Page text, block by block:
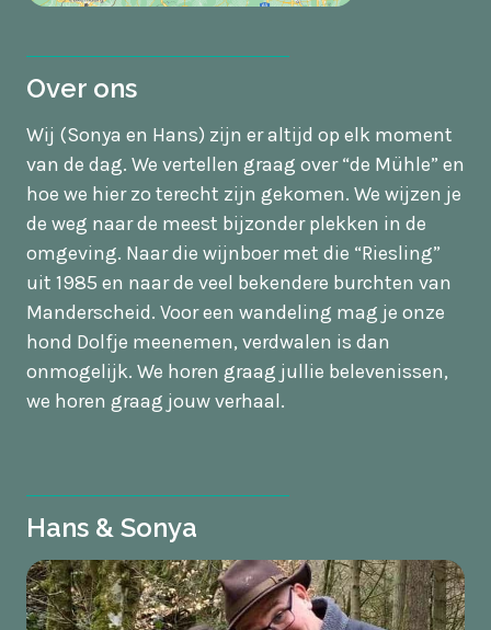
Over ons
Wij (Sonya en Hans) zijn er altijd op elk moment
van de dag. We vertellen graag over “de Mühle” en
hoe we hier zo terecht zijn gekomen. We wijzen je
de weg naar de meest bijzonder plekken in de
omgeving. Naar die wijnboer met die “Riesling”
uit 1985 en naar de veel bekendere burchten van
Manderscheid. Voor een wandeling mag je onze
hond Dolfje meenemen, verdwalen is dan
onmogelijk. We horen graag jullie belevenissen,
we horen graag jouw verhaal.
Hans & Sonya